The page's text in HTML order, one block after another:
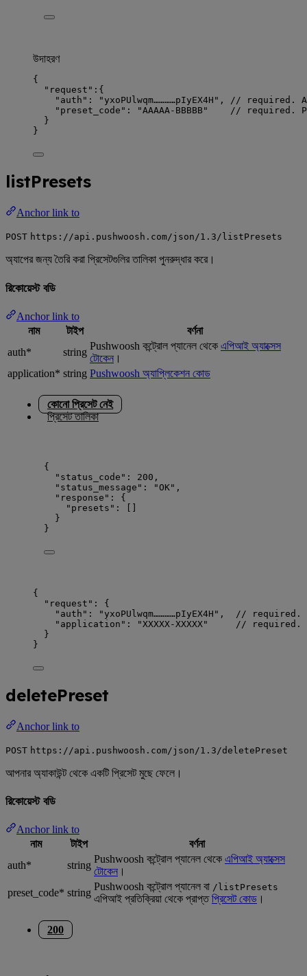
উদাহরণ
{
"request" :{
"auth" : " yxoPUlwqm…………pIyEX4H " , // required.
"preset_code" : "AAAAA-BBBBB "
// required.
}
}
listPresets
Anchor link to
POST https://api.pushwoosh.com/json/1.3/listPresets
অ্যাপের জন্য তৈরি করা প্রিসেটগুলির তালিকা পুনরুদ্ধার করে।
রিকোয়েস্ট বডি
Anchor link to
নাম
টাইপ
বর্ণনা
auth*
string
Pushwoosh কন্ট্রোল প্যানেল থেকে এপিআই অ্যাক্সেস
টোকেন ।
application* string Pushwoosh অ্যাপ্লিকেশন কোড
কোনো প্রিসেট নেই
প্রিসেট তালিকা
{
"status_code" : 200 ,
"status_message" : "OK" ,
"response" : {
"presets" : []
}
}
{
"request" : {
"auth" : " yxoPUlwqm…………pIyEX4H " ,
// required.
"application" : " XXXXX-XXXXX"
// required.
}
}
deletePreset
Anchor link to
POST https://api.pushwoosh.com/json/1.3/deletePreset
আপনার অ্যাকাউন্ট থেকে একটি প্রিসেট মুছে ফেলে।
রিকোয়েস্ট বডি
Anchor link to
নাম
টাইপ
বর্ণনা
auth*
string
Pushwoosh কন্ট্রোল প্যানেল থেকে এপিআই অ্যাক্সেস
টোকেন ।
preset_code* string
Pushwoosh কন্ট্রোল প্যানেল বা /listPresets
এপিআই প্রতিক্রিয়া থেকে প্রাপ্তপ্রিসেট কোড ।
200